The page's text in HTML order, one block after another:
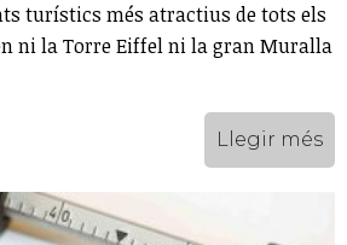
turístics més atractius de tots els
ni la Torre Eiffel ni la gran Muralla
Llegir més